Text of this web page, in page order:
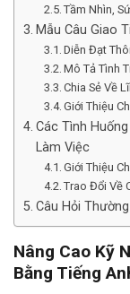
Tầm Nhìn,
Mẫu Câu Giao
Diễn Đạt
Mô Tả Tình
Chia Sẻ Về
Giới Thiệu
Các Tình
Làm Việc
Giới Thiệu
Trao Đổi Về
Câu Hỏi
Nâng Cao Kỹ
Bằng Tiếng